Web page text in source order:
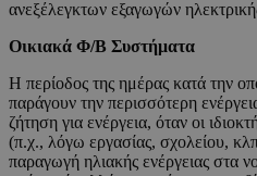
ανεξέλεγκτων εξαγωγών
Οικιακά Φ/Β Συστήματα
Η περίοδος της ημέρας κατά την
παράγουν την περισσότερη
ζήτηση για ενέργεια, όταν οι
(π.χ., λόγω εργασίας, σχολείου,
παραγωγή ηλιακής ενέργειας στα